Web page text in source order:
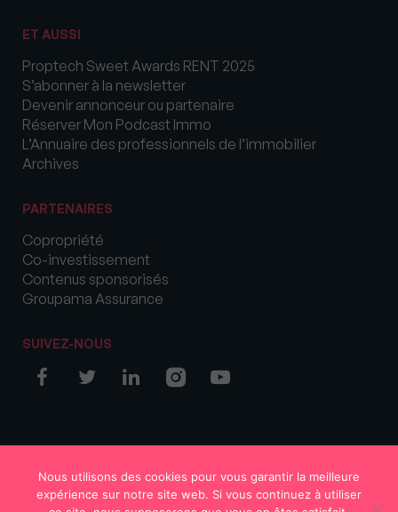
ET AUSSI
Proptech Sweet Awards RENT 2025
S’abonner à la newsletter
Devenir annonceur ou partenaire
Réserver Mon Podcast Immo
L’Annuaire des professionnels de l’immobilier
Archives
PARTENAIRES
Copropriété
Co-investissement
Contenus sponsorisés
Groupama Assurance
SUIVEZ-NOUS
Nous utilisons des cookies pour vous garantir la meilleure
expérience sur notre site web. Si vous continuez à utiliser